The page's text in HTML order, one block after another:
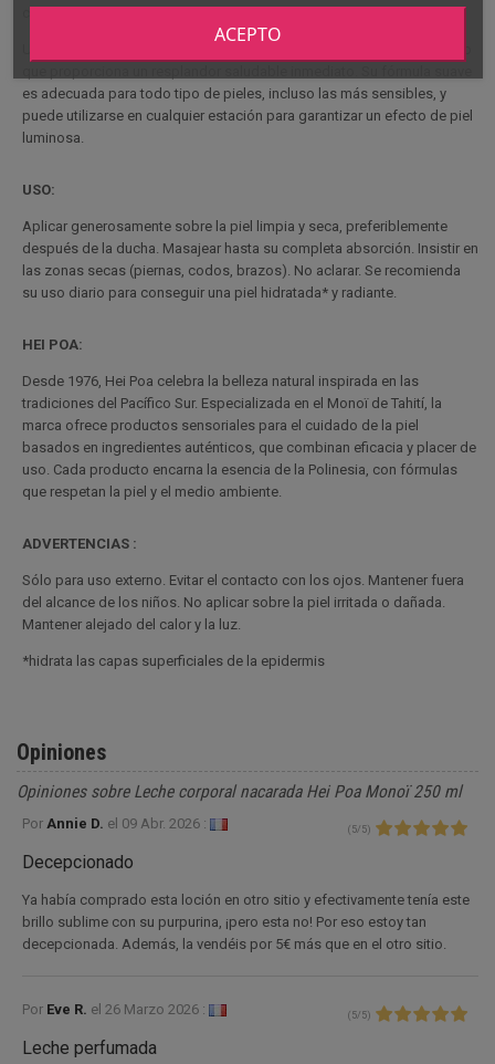
ACEPTO
es adecuada para todo tipo de pieles, incluso las más sensibles, y
puede utilizarse en cualquier estación para garantizar un efecto de piel
luminosa.
USO:
Aplicar generosamente sobre la piel limpia y seca, preferiblemente
después de la ducha. Masajear hasta su completa absorción. Insistir en
las zonas secas (piernas, codos, brazos). No aclarar. Se recomienda
su uso diario para conseguir una piel hidratada* y radiante.
HEI POA:
Desde 1976, Hei Poa celebra la belleza natural inspirada en las
tradiciones del Pacífico Sur. Especializada en el Monoï de Tahití, la
marca ofrece productos sensoriales para el cuidado de la piel
basados en ingredientes auténticos, que combinan eficacia y placer de
uso. Cada producto encarna la esencia de la Polinesia, con fórmulas
que respetan la piel y el medio ambiente.
ADVERTENCIAS :
Sólo para uso externo. Evitar el contacto con los ojos. Mantener fuera
del alcance de los niños. No aplicar sobre la piel irritada o dañada.
Mantener alejado del calor y la luz.
*hidrata las capas superficiales de la epidermis
Opiniones
Opiniones sobre Leche corporal nacarada Hei Poa Monoï 250 ml
Por Annie D. el 09 Abr. 2026 : ( 5/ 5)
Decepcionado
Ya había comprado esta loción en otro sitio y efectivamente tenía este
brillo sublime con su purpurina, ¡pero esta no! Por eso estoy tan
decepcionada. Además, la vendéis por 5€ más que en el otro sitio.
Por Eve R. el 26 Marzo 2026 : ( 5/ 5)
Leche perfumada